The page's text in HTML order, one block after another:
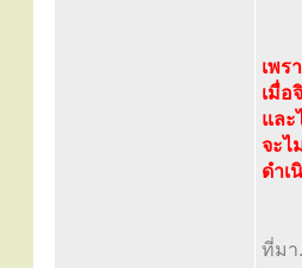
เพร
เมื่อ
และ
จะไ
ดำเ
ที่มา